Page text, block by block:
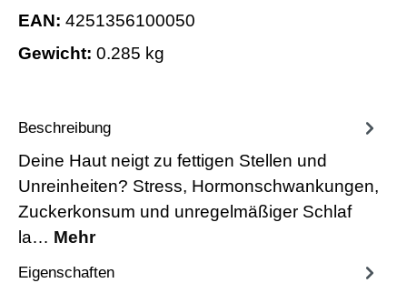
EAN: 4251356100050
Gewicht: 0.285 kg
Beschreibung
Deine Haut neigt zu fettigen Stellen und
Unreinheiten? Stress, Hormonschwankungen,
Zuckerkonsum und unregelmäßiger Schlaf
la… Mehr
Eigenschaften